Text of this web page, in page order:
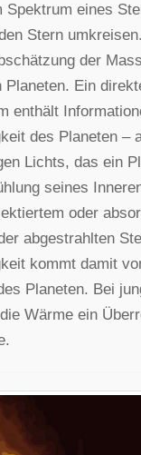
Spektrum eines
Stern
der
Planeten. Ein
enthält
des Planeten –
Lichts, das ein
seines
oder
abgestrahlten
kommt damit
Planeten. Bei
Wärme ein